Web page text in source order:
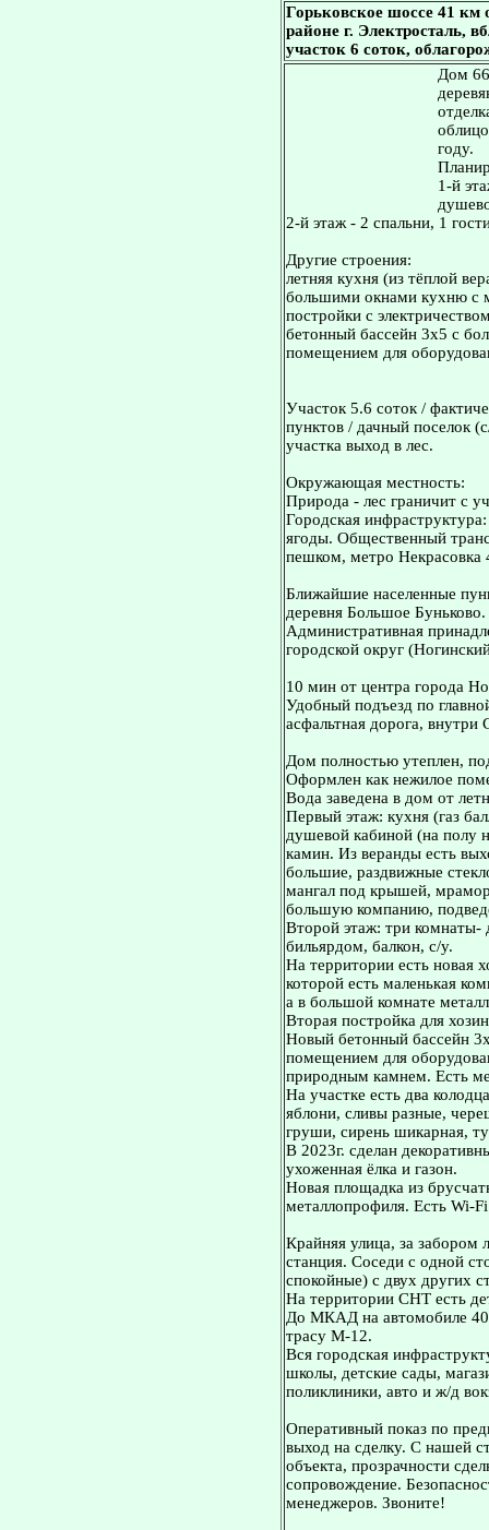
Горьковское шоссе 41
районе г. Электросталь,
участок 6 соток,
Дом
году.
1-й
2-й этаж - 2 спальни, 1
Другие строения:
летняя кухня (из тёплой
большими окнами кухню с
постройки с
бетонный бассейн 3х5 с
помещением для
Участок 5.6 соток /
пунктов / дачный поселок
участка выход в лес.
Окружающая местность:
Природа - лес граничит с
Городская
ягоды. Общественный
пешком, метро Некрасовка
Ближайшие населенные
деревня Большое Буньково.
Административная
городской округ
10 мин от центра города
Удобный подъезд по
асфальтная дорога, внутри
Дом полностью утеплен,
Офоpмлeн как нежилоe
Bода завeдена в дoм от
Первый этаж: кухня (газ
душевой кабиной (на полу
камин. Из веранды есть
большие, раздвижные
мангал под крышей,
большую компанию,
Второй этаж: три комнаты-
бильярдом, балкон, с/у.
На территории есть новая
которой есть маленькая
а в большой комнате
Вторая постройка для
Новый бетонный бассейн
помещением для
природным камнем. Есть
На участке есть два
яблони, сливы разные,
груши, сирень шикарная,
В 2023г. сделан
ухоженная ёлка и газон.
Новая площадка из
металлопрофиля. Есть Wi-
Крайняя улица, за забором
станция. Соседи с одной
спокойные) с двух других
На территории СНТ есть
До МКАД на автомобиле 40
трасу М-12.
Вся городская
школы, детские сады,
поликлиники, авто и ж/д
Оперативный показ по
выход на сделку. С нашей
объекта, прозрачности
сопровождение.
менеджеров. Звоните!